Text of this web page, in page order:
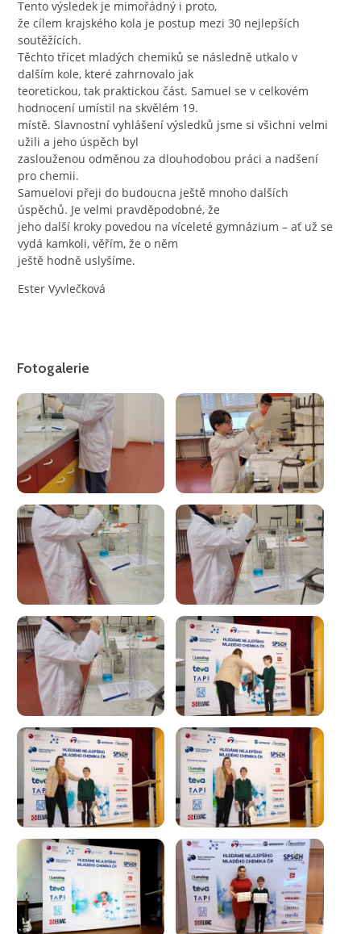
Tento výsledek je mimořádný i proto,
že cílem krajského kola je postup mezi 30 nejlepších
soutěžících.
Těchto třicet mladých chemiků se následně utkalo v
dalším kole, které zahrnovalo jak
teoretickou, tak praktickou část. Samuel se v celkovém
hodnocení umístil na skvělém 19.
místě. Slavnostní vyhlášení výsledků jsme si všichni velmi
užili a jeho úspěch byl
zaslouženou odměnou za dlouhodobou práci a nadšení
pro chemii.
Samuelovi přeji do budoucna ještě mnoho dalších
úspěchů. Je velmi pravděpodobné, že
jeho další kroky povedou na víceleté gymnázium – ať už se
vydá kamkoli, věřím, že o něm
ještě hodně uslyšíme.
Ester Vyvlečková
Fotogalerie